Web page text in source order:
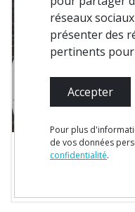
Paredes
Ardósia
réseaux
présenter des
pertinents
Accepter
Pour plus
de vos données
confidentialité.